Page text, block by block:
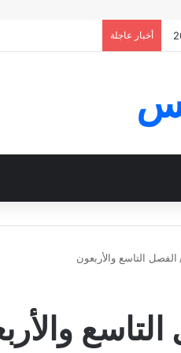
أخبار عاجلة
الفصل التاسع والأربعون